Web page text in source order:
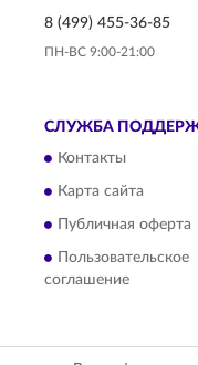
8 (499) 455-36-85
ПН-ВС 9:00-21:00
СЛУЖБА
Контакты
Карта сайта
Публичная оферта
Пользовательское
соглашение